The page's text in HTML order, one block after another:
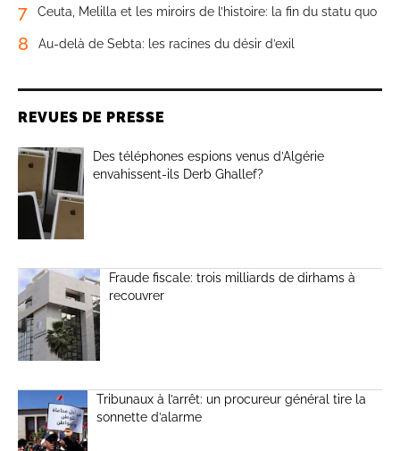
7 Ceuta, Melilla et les miroirs de l’histoire: la fin du statu quo
8 Au-delà de Sebta: les racines du désir d’exil
REVUES DE PRESSE
Des téléphones espions venus d’Algérie
envahissent-ils Derb Ghallef?
Fraude fiscale: trois milliards de dirhams à
recouvrer
Tribunaux à l’arrêt: un procureur général tire la
sonnette d’alarme